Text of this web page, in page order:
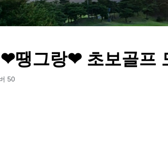
❤땡그랑❤ 초보골프
50